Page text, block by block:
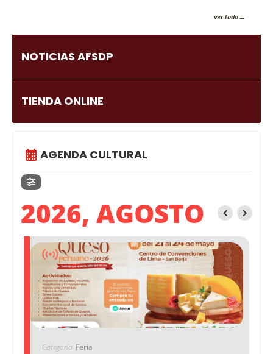
ver todo
NOTICIAS AFSDP
TIENDA ONLINE
AGENDA CULTURAL
2026, AGOSTO
Categoría Feria